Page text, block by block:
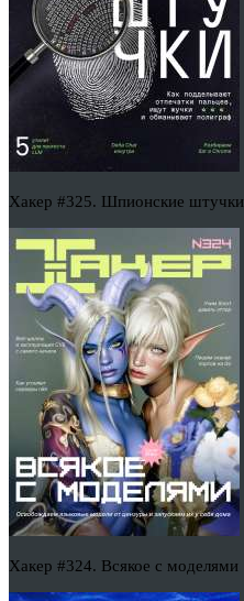
Хакер #325. Шпионские штучки
Хакер #324. Всякое с моделями